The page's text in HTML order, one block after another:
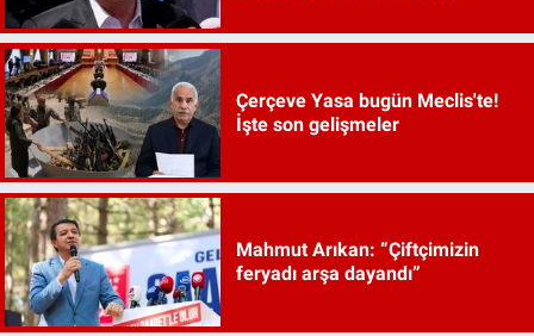
Çerçeve Yasa bugün Meclis'te!
İşte son gelişmeler
Mahmut Arıkan: “Çiftçimizin
feryadı arşa dayandı”